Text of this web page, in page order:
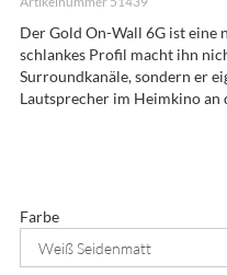
Der Gold On-Wall 6G ist eine
schlankes Profil macht ihn
Surroundkanäle, sondern er
Lautsprecher im Heimkino an
Farbe